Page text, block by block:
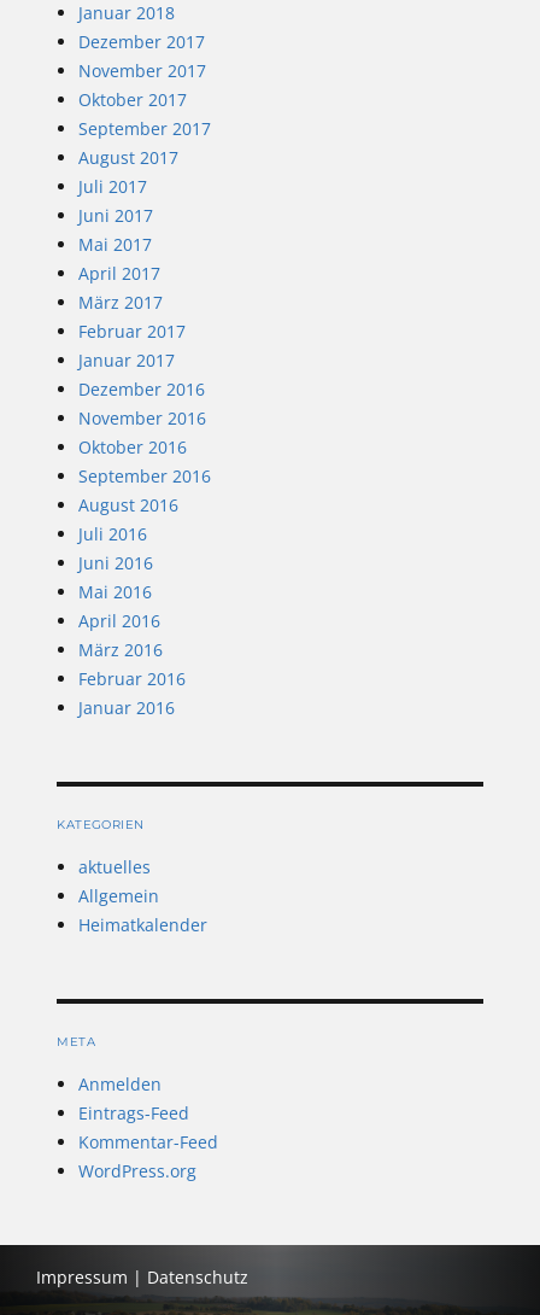
Januar 2018
Dezember 2017
November 2017
Oktober 2017
September 2017
August 2017
Juli 2017
Juni 2017
Mai 2017
April 2017
März 2017
Februar 2017
Januar 2017
Dezember 2016
November 2016
Oktober 2016
September 2016
August 2016
Juli 2016
Juni 2016
Mai 2016
April 2016
März 2016
Februar 2016
Januar 2016
KATEGORIEN
aktuelles
Allgemein
Heimatkalender
META
Anmelden
Eintrags-Feed
Kommentar-Feed
WordPress.org
Impressum | Datenschutz